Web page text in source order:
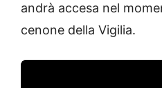
andrà accesa nel
cenone della Vigilia.